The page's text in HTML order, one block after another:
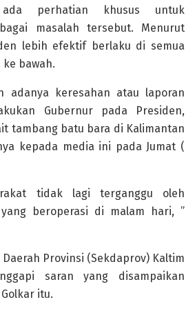
perhatian khusus untuk
masalah tersebut. Menurut
lebih efektif berlaku di semua
bawah.
adanya keresahan atau laporan
Gubernur pada Presiden,
tambang batu bara di Kalimantan
kepada media ini pada Jumat (
tidak lagi terganggu oleh
beroperasi di malam hari, ”
Provinsi (Sekdaprov) Kaltim
saran yang disampaikan
itu.